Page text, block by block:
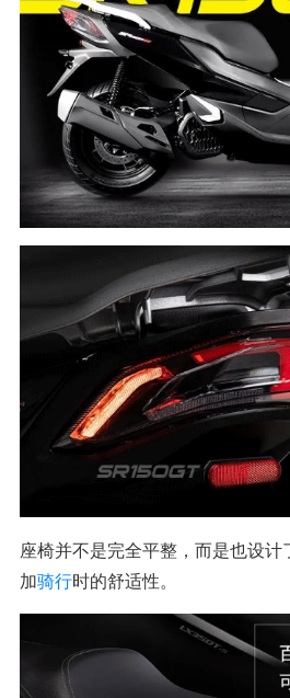
座椅并不是完全平整，而是也设
加骑行时的舒适性。